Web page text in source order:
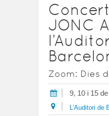
JONC
Zoom: Dies
9, 10 i 15
L'Auditori de